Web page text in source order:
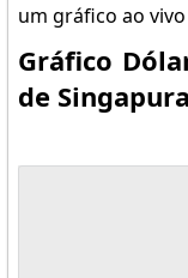
um gráfico ao
Gráfico
de Singapura